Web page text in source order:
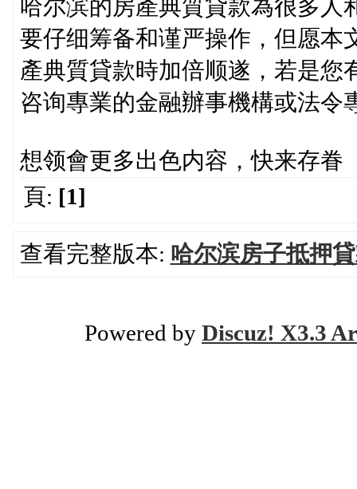
哈尔滨的房產典質貸款為很多人
要仔细筹备和谨严操作，但愿本
產典質貸款時加倍顺遂，若是您
咨询專業的金融辦事機構或法令
想领會更多出色内容，快来存眷
頁: [1]
查看完整版本: 哈尔滨房子抵押
Powered by Discuz! X3.3